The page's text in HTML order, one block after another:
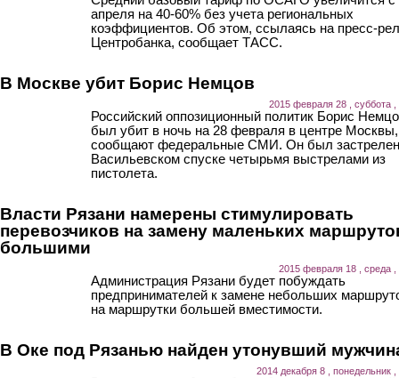
апреля на 40-60% без учета региональных
коэффициентов. Об этом, ссылаясь на пресс-
Центробанка, сообщает ТАСС.
В Москве убит Борис Немцов
2015 февраля 28 , суббота ,
Российский оппозиционный политик Борис
был убит в ночь на 28 февраля в центре
сообщают федеральные СМИ. Он был
Васильевском спуске четырьмя выстрелами из
пистолета.
Власти Рязани намерены стимулировать
перевозчиков на замену маленьких
большими
2015 февраля 18 , среда ,
Администрация Рязани будет побуждать
предпринимателей к замене небольших
на маршрутки большей вместимости.
В Оке под Рязанью найден утонувший
2014 декабря 8 , понедельник ,